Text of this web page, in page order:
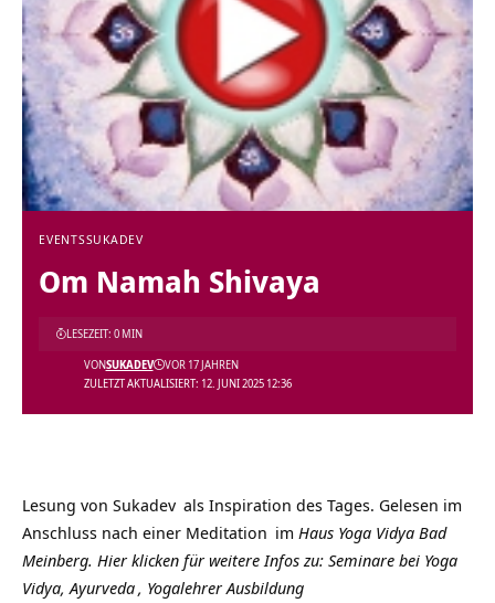
EVENTSSUKADEV
Om Namah Shivaya
ZULETZT AKTUALISIERT: 12. JUNI 2025 12:36
VONSUKADEV VOR 17 JAHREN
LESEZEIT: 0 MIN
Lesung von Sukadev als Inspiration des Tages. Gelesen im
Anschluss nach einer Meditation im Haus Yoga Vidya Bad
Meinberg. Hier klicken für weitere Infos zu: Seminare bei Yoga
Vidya,Ayurveda, Yogalehrer Ausbildung